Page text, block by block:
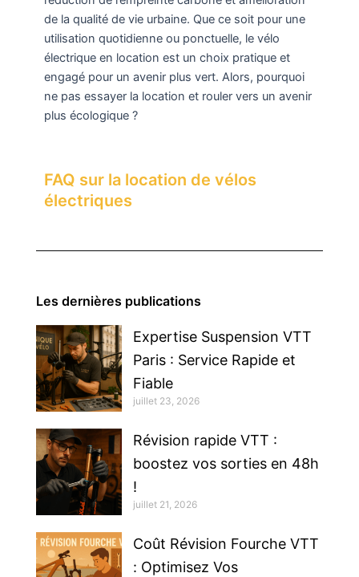
de la qualité de vie urbaine. Que ce soit pour une
utilisation quotidienne ou ponctuelle, le vélo
électrique en location est un choix pratique et
engagé pour un avenir plus vert. Alors, pourquoi
ne pas essayer la location et rouler vers un avenir
plus écologique ?
FAQ sur la location de vélos
électriques
Les dernières publications
Expertise Suspension VTT
Paris : Service Rapide et
Fiable
juillet 23, 2026
Révision rapide VTT :
boostez vos sorties en 48h
!
juillet 21, 2026
Coût Révision Fourche VTT
: Optimisez Vos